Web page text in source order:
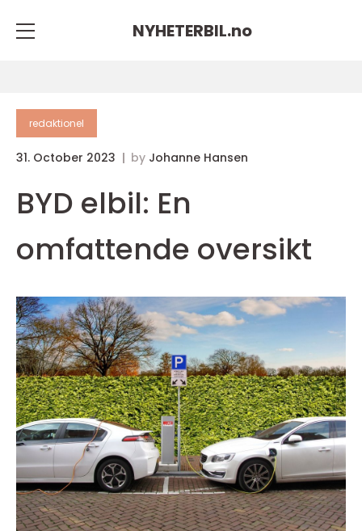
NYHETERBIL.no
redaktionel
31. October 2023 by Johanne Hansen
BYD elbil: En
omfattende oversikt